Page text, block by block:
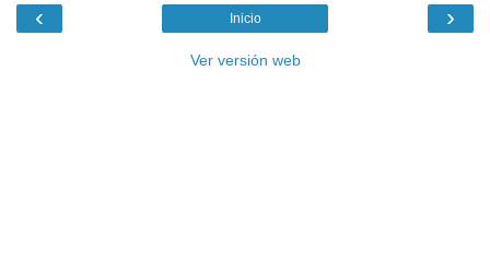
‹ ›
Inicio
Ver versión web